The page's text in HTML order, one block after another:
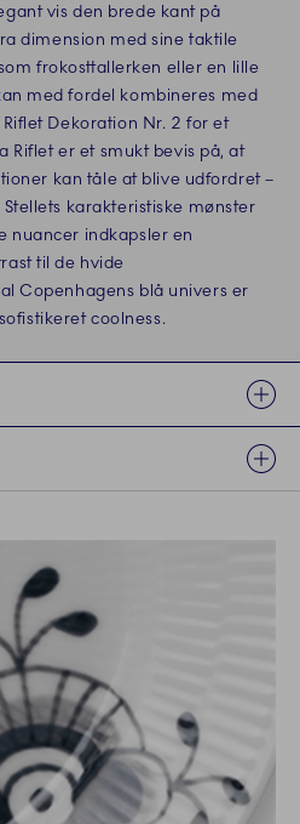
vis den brede kant på
dimension med sine taktile
frokosttallerken eller en lille
med fordel kombineres med
Dekoration Nr. 2 for et
Riflet er et smukt bevis på, at
kan tåle at blive udfordret –
karakteristiske mønster
nuancer indkapsler en
til de hvide
Copenhagens blå univers er
coolness.